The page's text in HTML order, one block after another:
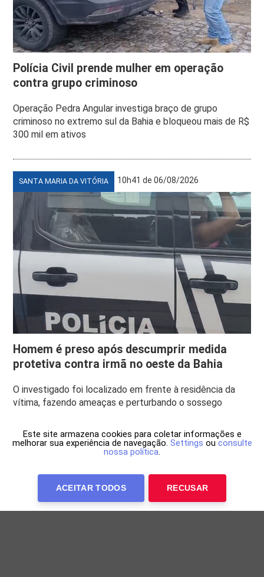
Polícia Civil prende mulher em operação
contra grupo criminoso
Operação Pedra Angular investiga braço de grupo
criminoso no extremo sul da Bahia e bloqueou mais de R$
300 mil em ativos
SANTA MARIA DA VITÓRIA 10h41 de 06/08/2026
Homem é preso após descumprir medida
protetiva contra irmã no oeste da Bahia
O investigado foi localizado em frente à residência da
vítima, fazendo ameaças e perturbando o sossego
Este site armazena cookies para coletar informações e
melhorar sua experiência de navegação. Settings ou consulte
nossa política.
ACEITAR TODOS RECUSAR